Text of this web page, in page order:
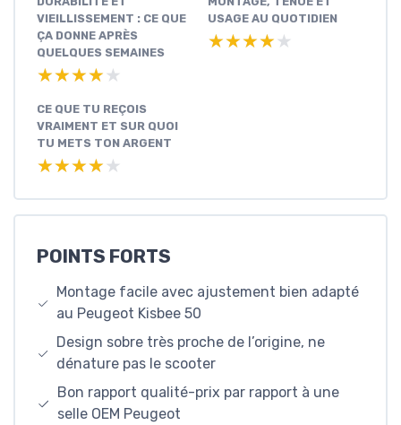
VIEILLISSEMENT : CE QUE
ÇA DONNE APRÈS
QUELQUES SEMAINES
★★★★★
★★★★★
USAGE AU QUOTIDIEN
★★★★★
★★★★★
CE QUE TU REÇOIS
VRAIMENT ET SUR QUOI
TU METS TON ARGENT
★★★★★
★★★★★
POINTS FORTS
Montage facile avec ajustement bien adapté
au Peugeot Kisbee 50
Design sobre très proche de l’origine, ne
dénature pas le scooter
Bon rapport qualité-prix par rapport à une
selle OEM Peugeot